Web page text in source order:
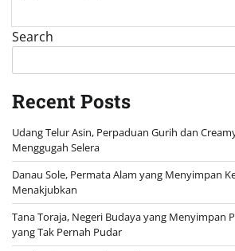
Search
Recent Posts
Udang Telur Asin, Perpaduan Gurih dan
Menggugah Selera
Danau Sole, Permata Alam yang Menyimpan
Menakjubkan
Tana Toraja, Negeri Budaya yang Menyimpan
yang Tak Pernah Pudar